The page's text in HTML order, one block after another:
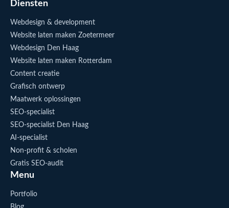
Diensten
Webdesign & development
Website laten maken Zoetermeer
Webdesign Den Haag
Website laten maken Rotterdam
Content creatie
Grafisch ontwerp
Maatwerk oplossingen
SEO-specialist
SEO-specialist Den Haag
AI-specialist
Non-profit & scholen
Gratis SEO-audit
Menu
Portfolio